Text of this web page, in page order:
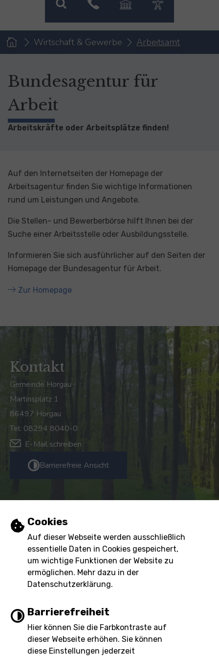
Einstellungen zu Cookies und
Cookies
Auf dieser Webseite werden ausschließlich
essentielle Daten in Cookies gespeichert,
um wichtige Funktionen der Website zu
ermöglichen. Mehr dazu in der
Datenschutzerklärung.
Barrierefreiheit
Hier können Sie die Farbkontraste auf
dieser Webseite erhöhen. Sie können
diese Einstellungen jederzeit
You are here:Wirtschaft & Gewerbe Arbeitsamt
Bundesagentur für
Arbeit
Arbeitskräfte oder Arbeitsplätze finden!
Auf den Internetseiten der Homepage der
Arbeitsagentur finden Sie wichtige Informationen
rund um Leistungen und Angebote.
Die Stellen- und Bewerberbörse hilft Ihnen bei der
Suche einer Arbeitsstelle oder Ausbildungsstelle.
Informieren Sie sich ausführlicher auf den Seiten der
Homepage der Bundesagentur für Arbeit.
Zur Homepage
Kontakt
Gemeinde Horgau
Martinsplatz 1
86497 Horgau
Tel: 08294 8040-0
E-Mail schreiben
Barrierefreie Ansicht
Öffnungszeiten
Mo, Di, Do, Fr:08:00 - 12:00 Uhr
13:00 - 18:00 Uhr
Mittwoch
geschlossen
Inhalt Impressum
Barrierefreiheit